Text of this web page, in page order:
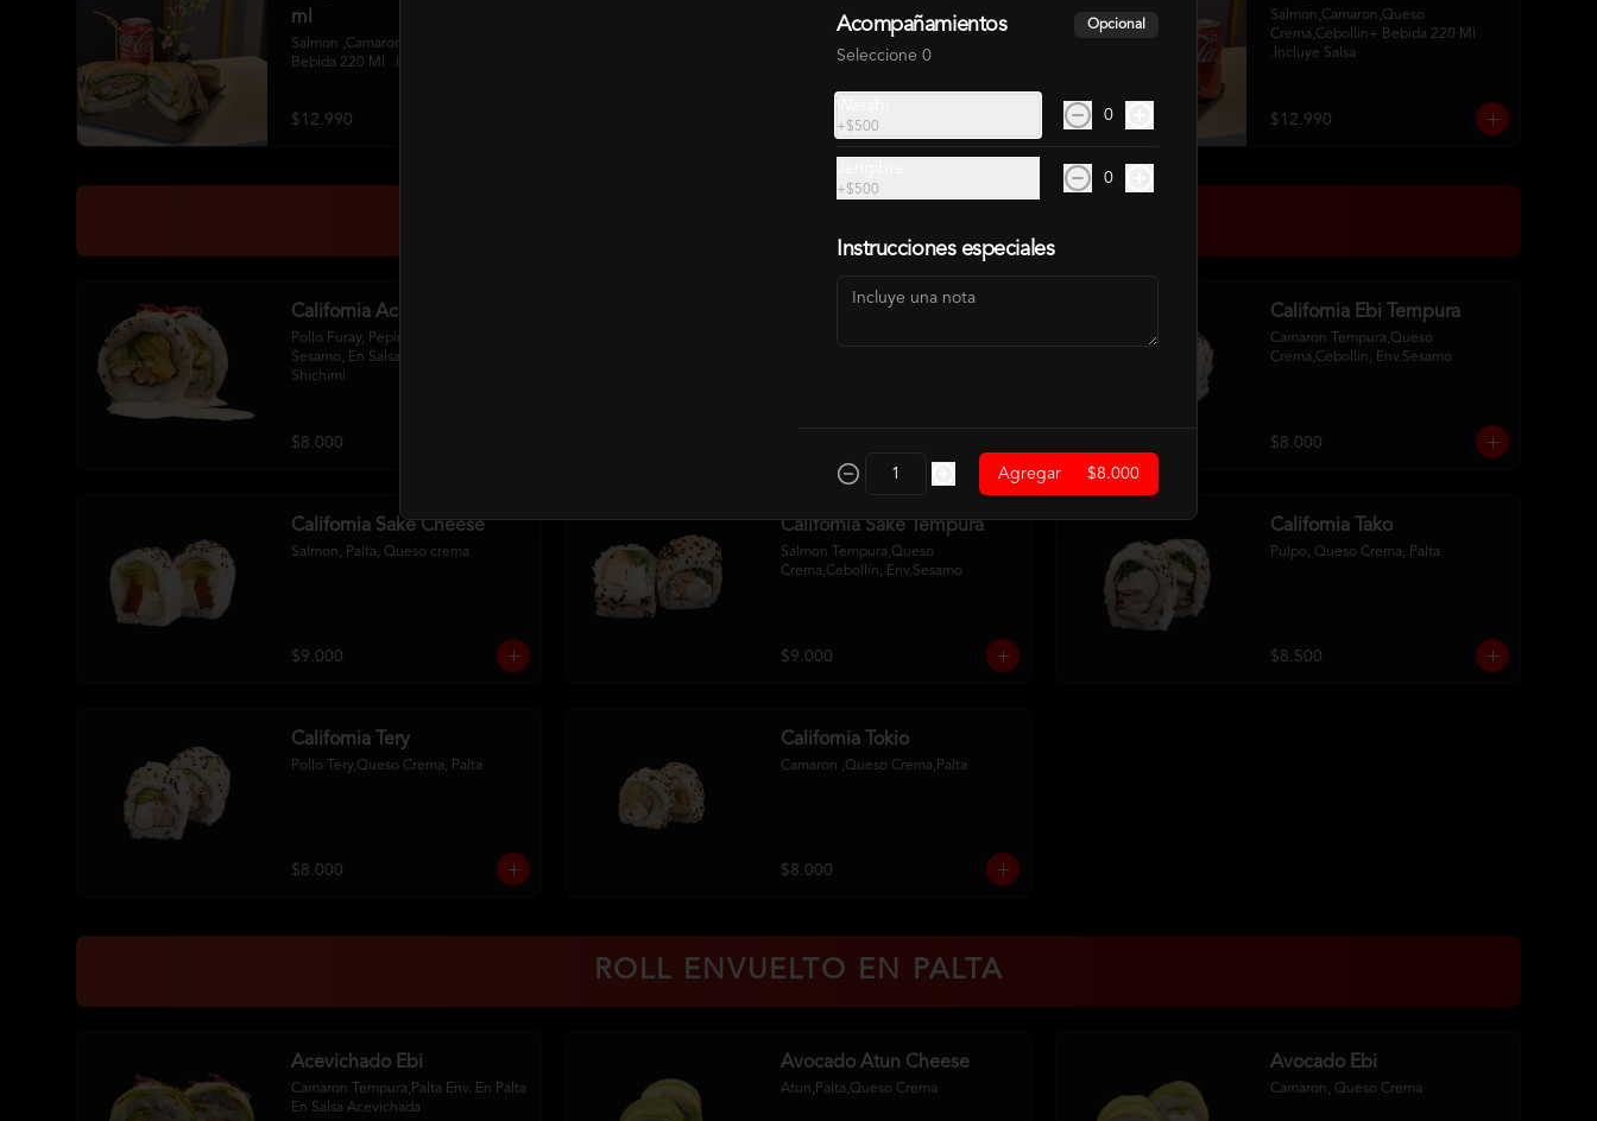
ml
Salmon ,Camaron,Pollo ,Palta+ 1
Bebida 220 Ml  .Incluye Salsa
$12.990
Salmon,Camaron,Kanikama,Palta,Qu
eso Crema+ Bebida 220 Ml . Incluye
$12.000
Salmon,Camaron,Queso
Crema,Cebollin+ Bebida 220 Ml
.Incluye Salsa
$12.990
California Acevichada
Pollo Furay, Pepino, Palta Env. En
Sesamo, En Salsa Acevichada Y
Shichimi
$8.000
California Atun Cheese California Ebi Tempura
Camaron Tempura,Queso
Crema,Cebollin, Env.Sesamo
$8.000
California Sake Cheese
Salmon, Palta, Queso crema
$9.000
California Sake Tempura
Salmon Tempura,Queso
Crema,Cebollin, Env.Sesamo
$9.000
California Tako
Pulpo, Queso Crema, Palta
$8.500
California Tery
Pollo Tery,Queso Crema, Palta
$8.000
California Tokio
Camaron ,Queso Crema,Palta
$8.000
ROLL ENVUELTO EN PALTA
Acevichado Ebi
Camaron Tempura,Palta Env. En Palta
En Salsa Acevichada
Avocado Atun Cheese
Atun,Palta,Queso Crema
Avocado Ebi
Camaron, Queso Crema
Acompañamientos Opcional
Seleccione 0
+$500
0
+$500
0
Instrucciones especiales
Agregar $8.000